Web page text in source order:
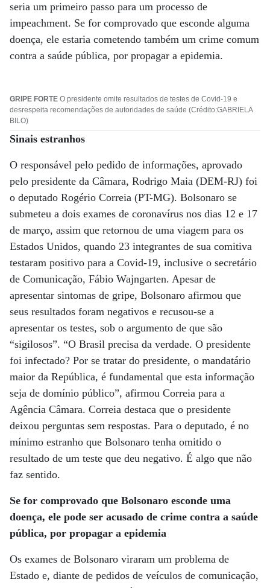
seria um primeiro passo para um processo de
impeachment. Se for comprovado que esconde alguma
doença, ele estaria cometendo também um crime comum
contra a saúde pública, por propagar a epidemia.
GRIPE FORTE O presidente omite resultados de testes de Covid-19 e
desrespeita recomendações de autoridades de saúde (Crédito:GABRIELA
BILO)
Sinais estranhos
O responsável pelo pedido de informações, aprovado
pelo presidente da Câmara, Rodrigo Maia (DEM-RJ) foi
o deputado Rogério Correia (PT-MG). Bolsonaro se
submeteu a dois exames de coronavírus nos dias 12 e 17
de março, assim que retornou de uma viagem para os
Estados Unidos, quando 23 integrantes de sua comitiva
testaram positivo para a Covid-19, inclusive o secretário
de Comunicação, Fábio Wajngarten. Apesar de
apresentar sintomas de gripe, Bolsonaro afirmou que
seus resultados foram negativos e recusou-se a
apresentar os testes, sob o argumento de que são
“sigilosos”. “O Brasil precisa da verdade. O presidente
foi infectado? Por se tratar do presidente, o mandatário
maior da República, é fundamental que esta informação
seja de domínio público”, afirmou Correia para a
Agência Câmara. Correia destaca que o presidente
deixou perguntas sem respostas. Para o deputado, é no
mínimo estranho que Bolsonaro tenha omitido o
resultado de um teste que deu negativo. É algo que não
faz sentido.
Se for comprovado que Bolsonaro esconde uma
doença, ele pode ser acusado de crime contra a saúde
pública, por propagar a epidemia
Os exames de Bolsonaro viraram um problema de
Estado e, diante de pedidos de veículos de comunicação,